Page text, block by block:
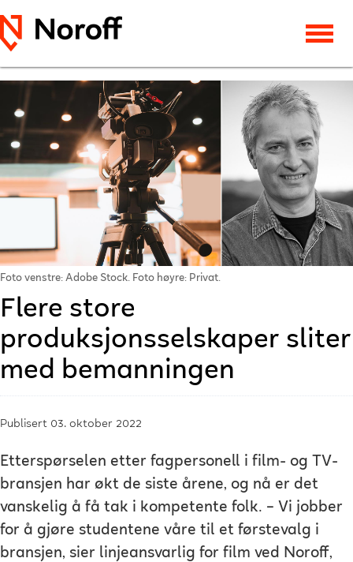
Foto venstre: Adobe Stock. Foto høyre: Privat.
Flere store
produksjonsselskaper sliter
med bemanningen
Publisert 03. oktober 2022
Etterspørselen etter fagpersonell i film- og TV-
bransjen har økt de siste årene, og nå er det
vanskelig å få tak i kompetente folk. – Vi jobber
for å gjøre studentene våre til et førstevalg i
bransjen, sier linjeansvarlig for film ved Noroff,